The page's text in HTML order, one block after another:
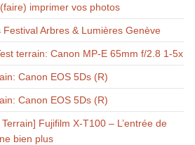
imprimer vos photos
Festival Arbres & Lumières Genève
terrain: Canon MP-E 65mm f/2.8 1-5x
Canon EOS 5Ds (R)
Canon EOS 5Ds (R)
Terrain] Fujifilm X-T100 – L’entrée de
bien plus